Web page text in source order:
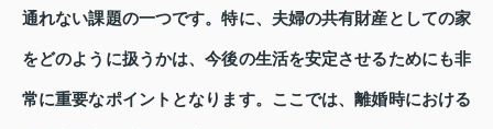
通れない課題の一つです。特に、夫婦の共有財産としての家
をどのように扱うかは、今後の生活を安定させるためにも非
常に重要なポイントとなります。ここでは、離婚時における